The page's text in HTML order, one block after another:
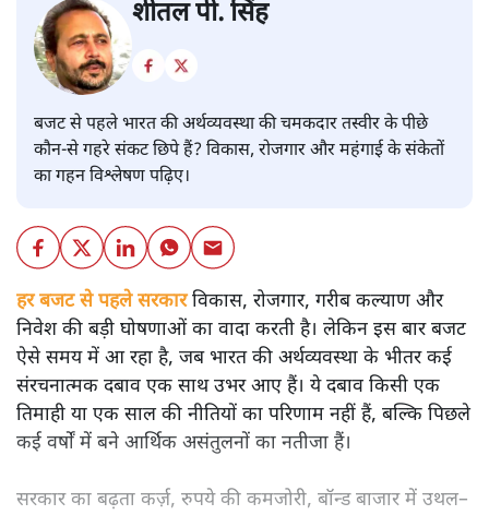
शीतल पी. सिंह
बजट से पहले भारत की अर्थव्यवस्था की चमकदार तस्वीर के पीछे
कौन-से गहरे संकट छिपे हैं? विकास, रोजगार और महंगाई के संकेतों
का गहन विश्लेषण पढ़िए।
हर बजट से पहले सरकारविकास, रोजगार, गरीब कल्याण और
निवेश की बड़ी घोषणाओं का वादा करती है। लेकिन इस बार बजट
ऐसे समय में आ रहा है, जब भारत की अर्थव्यवस्था के भीतर कई
संरचनात्मक दबाव एक साथ उभर आए हैं। ये दबाव किसी एक
तिमाही या एक साल की नीतियों का परिणाम नहीं हैं, बल्कि पिछले
कई वर्षों में बने आर्थिक असंतुलनों का नतीजा हैं।
सरकार का बढ़ता कर्ज़, रुपये की कमजोरी, बॉन्ड बाजार में उथल–